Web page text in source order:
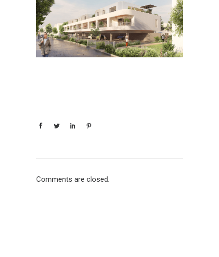
Comments are closed.